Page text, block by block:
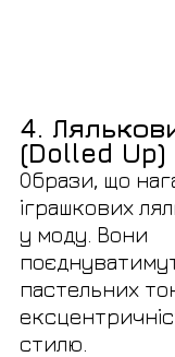
4.
(Dolled Up)
Образи, що
іграшкових
у моду. Вони
пастельних
стилю.